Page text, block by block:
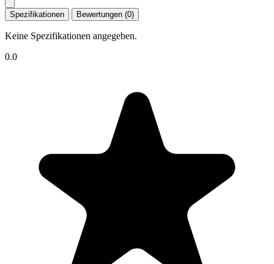
Spezifikationen Bewertungen (0)
Keine Spezifikationen angegeben.
0.0